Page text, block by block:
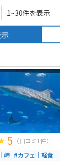
1~30件を表示
5 （口コミ1件）
岬 #カフェ｜軽食